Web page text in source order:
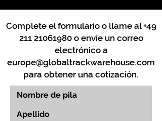
Complete el formulario o llame al+49
211 21061980o envíe un correo
electrónico a
europe@globaltrackwarehouse.com
para obtener una cotización.